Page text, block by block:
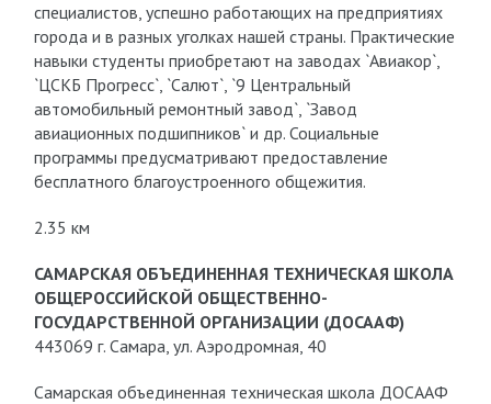
специалистов, успешно работающих на предприятиях
города и в разных уголках нашей страны. Практические
навыки студенты приобретают на заводах `Авиакор`,
`ЦСКБ Прогресс`, `Салют`, `9 Центральный
автомобильный ремонтный завод`, `Завод
авиационных подшипников` и др. Социальные
программы предусматривают предоставление
бесплатного благоустроенного общежития.
2.35 км
САМАРСКАЯ ОБЪЕДИНЕННАЯ ТЕХНИЧЕСКАЯ ШКОЛА
ОБЩЕРОССИЙСКОЙ ОБЩЕСТВЕННО-
ГОСУДАРСТВЕННОЙ ОРГАНИЗАЦИИ (ДОСААФ)
443069 г. Самара, ул. Аэродромная, 40
Самарская объединенная техническая школа ДОСААФ